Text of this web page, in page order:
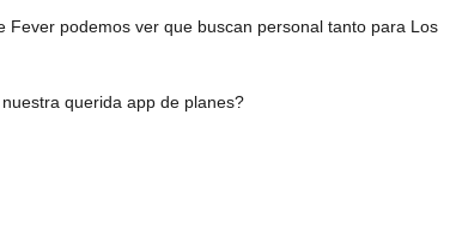
Fever podemos ver que buscan personal tanto para Los
querida app de planes?